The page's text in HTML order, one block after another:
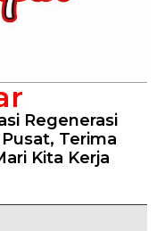
Regenerasi
Terima
Kita Kerja